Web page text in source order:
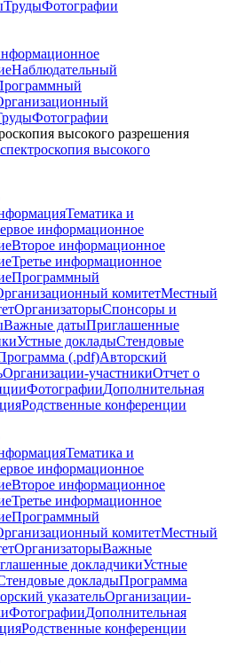
ТрудыФотографии
Наблюдательный
Фотографии
высокого разрешения
высокого
Тематика и
информационное
Второе информационное
Третье информационное
Программный
комитетМестный
ОрганизаторыСпонсоры и
Важные датыПриглашенные
Устные докладыСтендовые
(.pdf)Авторский
Организации-участникиОтчет о
ФотографииДополнительная
Родственные конференции
Тематика и
информационное
Второе информационное
Третье информационное
Программный
комитетМестный
ОрганизаторыВажные
докладчикиУстные
докладыПрограмма
указательОрганизации-
ФотографииДополнительная
Родственные конференции